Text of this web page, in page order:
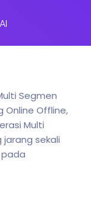
Segmen
Online Offline,
Multi
sekali